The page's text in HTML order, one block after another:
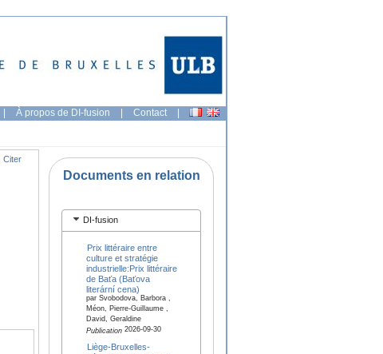
| À propos de DI-fusion | Contact |
Citer
Documents en relation
DI-fusion
Prix littéraire entre
culture et stratégie
industrielle:Prix littéraire
de Baťa (Baťova
literární cena)
par Svobodova, Barbora ,
Méon, Pierre-Guillaume ,
David, Geraldine
Publication2026-09-30
Liège-Bruxelles-